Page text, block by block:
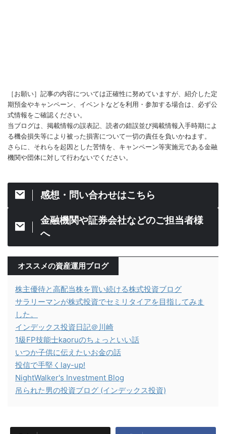
［お願い］記事の内容については正確性に努めていますが、紹介した定
期預金やキャンペーン、イベントなどを利用・参加する場合は、必ず公
式情報をご確認ください。
当ブログは、掲載情報の誤表記、読者の錯誤並び掲載情報入手時期によ
る機会損失等により被った損害について一切の責任を負いかねます。
さらに、それらを起因とした苦情を、キャンペーン等実施元である金融
機関や団体に対して行わないでください。
感想・問い合わせはこちら
金融機関や証券会社などのご担当者様
へ
オススメの資産運用ブログ
株主優待と高配当株を買い続ける株式投資ブログ
サラリーマンが株式投資でセミリタイアを目指してみま
した。
インデックス投資日記＠川崎
1級FP技能士kaoruのちょっといい話
いつか子供に伝えたいお金の話
投信で手堅くlay-up!
NightWalker's Investment Blog
吊られた男の投資ブログ (インデックス投資)